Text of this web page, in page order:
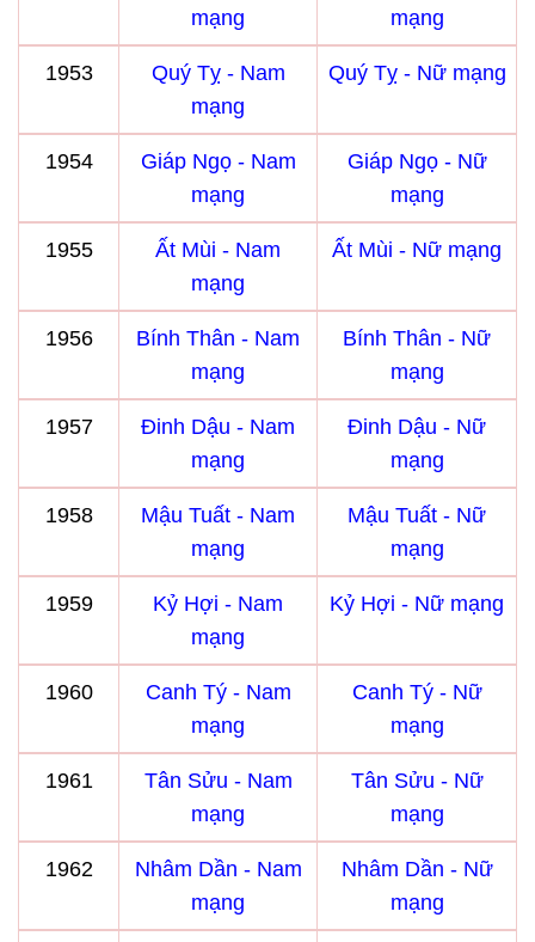
mạng
mạng
1953
Quý Tỵ - Nam
mạng
Quý Tỵ - Nữ mạng
1954
Giáp Ngọ - Nam
mạng
Giáp Ngọ - Nữ
mạng
1955
Ất Mùi - Nam
mạng
Ất Mùi - Nữ mạng
1956
Bính Thân - Nam
mạng
Bính Thân - Nữ
mạng
1957
Đinh Dậu - Nam
mạng
Đinh Dậu - Nữ
mạng
1958
Mậu Tuất - Nam
mạng
Mậu Tuất - Nữ
mạng
1959
Kỷ Hợi - Nam
mạng
Kỷ Hợi - Nữ mạng
1960
Canh Tý - Nam
mạng
Canh Tý - Nữ
mạng
1961
Tân Sửu - Nam
mạng
Tân Sửu - Nữ
mạng
1962
Nhâm Dần - Nam
mạng
Nhâm Dần - Nữ
mạng